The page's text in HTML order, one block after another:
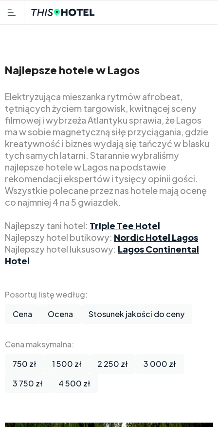
Najlepsze hotele w Lagos
Elektryzująca mieszanka rytmów afrobeat,
tętniących życiem targowisk, kwitnącej sceny
filmowej i wybrzeża Atlantyku sprawia, że Lagos
ma w sobie magnetyczną siłę przyciągania, gdzie
kreatywność i biznes wydają się tańczyć w blasku
tych samych latarni. Starannie wybraliśmy
najlepsze hotele w Lagos na podstawie
rekomendacji ekspertów i tysięcy opinii gości.
Wszystkie polecane przez nas hotele mają ocenę
co najmniej 4 na 5 gwiazdek.
Najlepszy tani hotel: Triple Tee Hotel
Najlepszy hotel butikowy: Nordic Hotel Lagos
Najlepszy hotel luksusowy: Lagos Continental
Hotel
Posortuj listę według:
Cena
Ocena Stosunek jakości do ceny
Cena maksymalna:
750 zł
1 500 zł 2 250 zł
3 000 zł
3 750 zł
4 500 zł